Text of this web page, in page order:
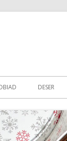
DESER